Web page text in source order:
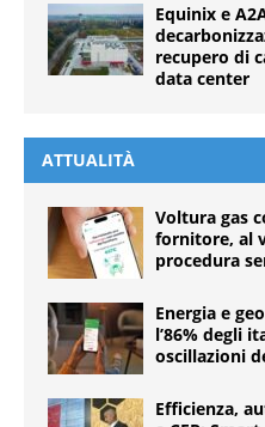
Equinix e
recupero di
data center
ATTUALITÀ
Voltura gas
fornitore, al
procedura
Energia e
l’86% degli
oscillazioni
Efficienza,